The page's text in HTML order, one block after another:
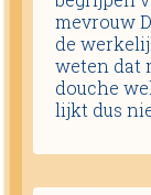
mevrouw
de
weten dat
douche
lijkt dus